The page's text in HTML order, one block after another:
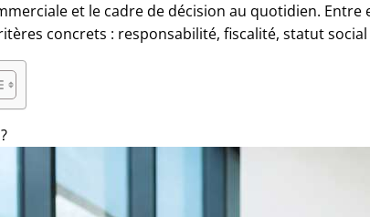
et le cadre de décision au quotidien.
concrets : responsabilité, fiscalité, statut